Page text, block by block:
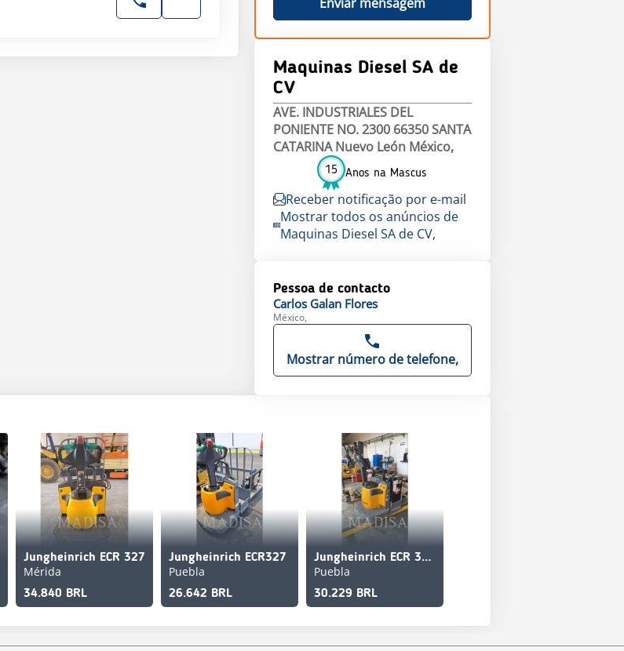
Maquinas Diesel SA de
CV
AVE. INDUSTRIALES DEL
PONIENTE NO. 2300 66350 SANTA
CATARINA Nuevo León México,
15 Anos na Mascus
Receber notificação por e-mail
Mostrar todos os anúncios de
Maquinas Diesel SA de CV,
Pessoa de contacto
Carlos Galan Flores
México,
Mostrar número de telefone,
Jungheinrich ECR 327
Mérida
34.840 BRL
Jungheinrich ECR327
Puebla
26.642 BRL
Jungheinrich ECR 327A
Puebla
30.229 BRL